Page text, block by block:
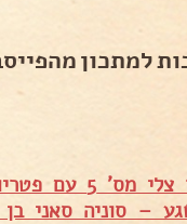
למתכון
ומיני תפו"א – סיון אוחיון אברג׳ל
– סוניה סאני בן